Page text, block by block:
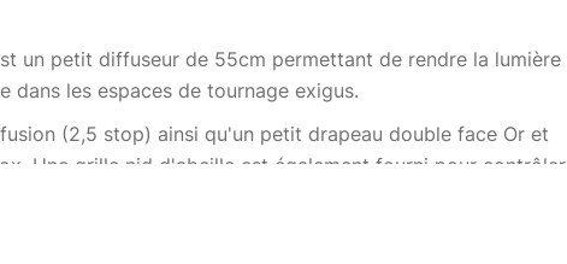
un petit diffuseur de 55cm permettant de rendre la lumière
dans les espaces de tournage exigus.
(2,5 stop) ainsi qu'un petit drapeau double face Or et
Une grille nid d'abeille est également fourni pour contrôler